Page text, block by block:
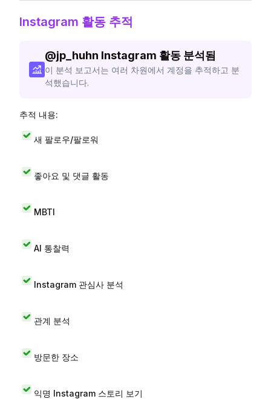
Instagram 활동 추적
@jp_huhn Instagram 활동 분석됨
이 분석 보고서는 여러 차원에서 계정을 추적하고 분
석했습니다.
추적 내용:
새 팔로우/팔로워
좋아요 및 댓글 활동
MBTI
AI 통찰력
Instagram 관심사 분석
관계 분석
방문한 장소
익명 Instagram 스토리 보기